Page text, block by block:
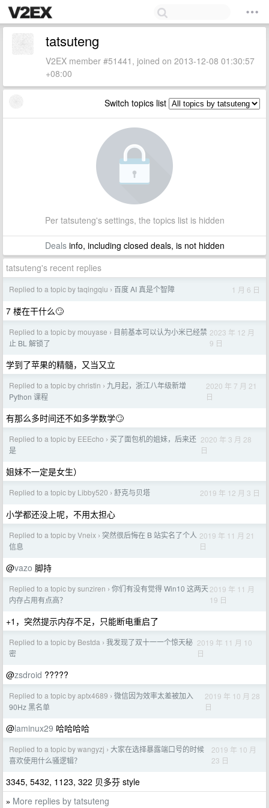
tatsuteng
V2EX member #51441, joined on 2013-12-08 01:30:57
+08:00
Switch topics list
Per tatsuteng's settings, the topics list is hidden
Dealsinfo, including closed deals, is not hidden
tatsuteng's recent replies
Replied to a topic by taqingqiu › 百度 AI 真是个智障 1 月 6 日
7 楼在干什么🙄
Replied to a topic by mouyase › 目前基本可以认为小米已经禁
止 BL 解锁了
2023 年 12 月
9 日
学到了苹果的精髓，又当又立
Replied to a topic by christin › 九月起，浙江八年级新增
Python 课程
2020 年 7 月 21
日
有那么多时间还不如多学数学🙄
Replied to a topic by EEEcho › 买了面包机的姐妹，后来还
是
2020 年 3 月 28
日
姐妹不一定是女生）
Replied to a topic by Libby520 › 舒克与贝塔 2019 年 12 月 3 日
小学都还没上呢，不用太担心
Replied to a topic by Vneix › 突然很后悔在 B 站实名了个人
信息
2019 年 11 月 21
日
@vazo 脚持
Replied to a topic by sunziren › 你们有没有觉得 Win10 这两天
内存占用有点高？
2019 年 11 月
19 日
+1，突然提示内存不足，只能断电重启了
Replied to a topic by Bestda › 我发现了双十一一个惊天秘
密
2019 年 11 月 10
日
@zsdroid ?????
Replied to a topic by aptx4689 › 微信因为效率太差被加入
90Hz 黑名单
2019 年 10 月 28
日
@laminux29 哈哈哈哈
Replied to a topic by wangyzj › 大家在选择暴露端口号的时候
喜欢使用什么骚逻辑？
2019 年 10 月
23 日
3345, 5432, 1123, 322 贝多芬 style
» More replies by tatsuteng